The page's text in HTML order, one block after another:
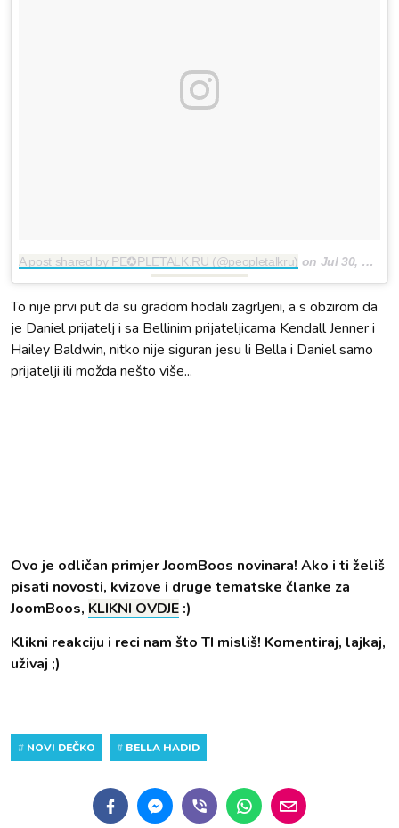
A post shared by PE✪PLETALK.RU (@peopletalkru) on Jul 30, 2017 at 7:12am PDT
To nije prvi put da su gradom hodali zagrljeni, a s obzirom da
je Daniel prijatelj i sa Bellinim prijateljicama Kendall Jenner i
Hailey Baldwin, nitko nije siguran jesu li Bella i Daniel samo
prijatelji ili možda nešto više...
Ovo je odličan primjer JoomBoos novinara! Ako i ti želiš
pisati novosti, kvizove i druge tematske članke za
JoomBoos, KLIKNI OVDJE :)
Klikni reakciju i reci nam što TI misliš! Komentiraj, lajkaj,
uživaj ;)
# NOVI DEČKO # BELLA HADID